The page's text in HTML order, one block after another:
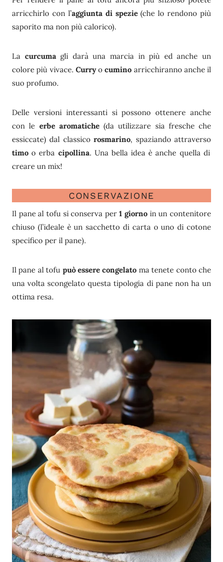
arricchirlo con l’aggiunta di spezie(che lo rendono più
saporito ma non più calorico).
La curcumagli darà una marcia in più ed anche un
colore più vivace. Curry ocumino arricchiranno anche il
suo profumo.
Delle versioni interessanti si possono ottenere anche
con le erbe aromatiche(da utilizzare sia fresche che
essiccate) dal classico rosmarino, spaziando attraverso
timoo erba cipollina. Una bella idea è anche quella di
creare un mix!
CONSERVAZIONE
Il pane al tofu si conserva per1 giorno in un contenitore
chiuso (l’ideale è un sacchetto di carta o uno di cotone
specifico per il pane).
Il pane al tofu può essere congelato ma tenete conto che
una volta scongelato questa tipologia di pane non ha un
ottima resa.